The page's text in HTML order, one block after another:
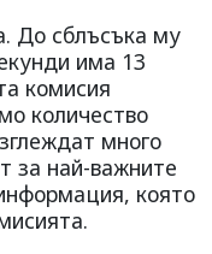
До сблъсъка му
има 13
комисия
количество
много
за най-важните
която